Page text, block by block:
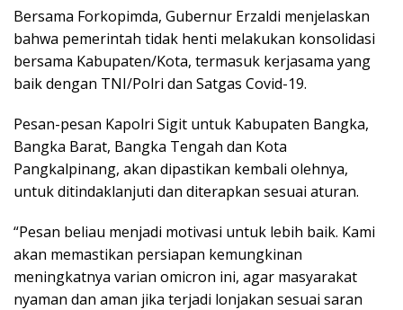
Bersama Forkopimda, Gubernur Erzaldi menjelaskan
bahwa pemerintah tidak henti melakukan konsolidasi
bersama Kabupaten/Kota, termasuk kerjasama yang
baik dengan TNI/Polri dan Satgas Covid-19.
Pesan-pesan Kapolri Sigit untuk Kabupaten Bangka,
Bangka Barat, Bangka Tengah dan Kota
Pangkalpinang, akan dipastikan kembali olehnya,
untuk ditindaklanjuti dan diterapkan sesuai aturan.
“Pesan beliau menjadi motivasi untuk lebih baik. Kami
akan memastikan persiapan kemungkinan
meningkatnya varian omicron ini, agar masyarakat
nyaman dan aman jika terjadi lonjakan sesuai saran